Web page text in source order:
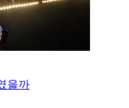
을까